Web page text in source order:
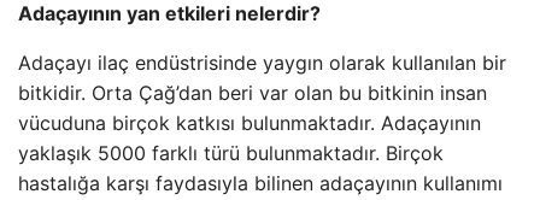
Adaçayının yan etkileri nelerdir?
Adaçayı ilaç endüstrisinde yaygın olarak kullanılan bir
bitkidir. Orta Çağ’dan beri var olan bu bitkinin insan
vücuduna birçok katkısı bulunmaktadır. Adaçayının
yaklaşık 5000 farklı türü bulunmaktadır. Birçok
hastalığa karşı faydasıyla bilinen adaçayının kullanımı